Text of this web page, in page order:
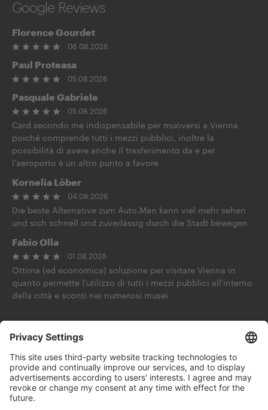
Pregúntale a la IA Síguenos en
Google Reviews
Florence Gourdet
06.08.2026
Paul Proteasa
05.08.2026
Pasquale Gabriele
05.08.2026
Card secondo me indispensabile per muoversi a Vienna
poiché comprende tutti i mezzi pubblici, inoltre la
possibilità di avere anche il trasferimento da e per
l'aeroporto è un altro punto a favore
Kornelia Löber
04.08.2026
Die beste Alternative zum Auto.Man kann viel mehr sehen
und sich schnell und zuverlässig durch die Stadt bewegen
Fabio Olla
01.08.2026
Ottima (ed economica) soluzione per visitare Vienna in
quanto permette l'utilizzo di tutti i mezzi pubblici all'interno
della città e sconti nei numerosi musei